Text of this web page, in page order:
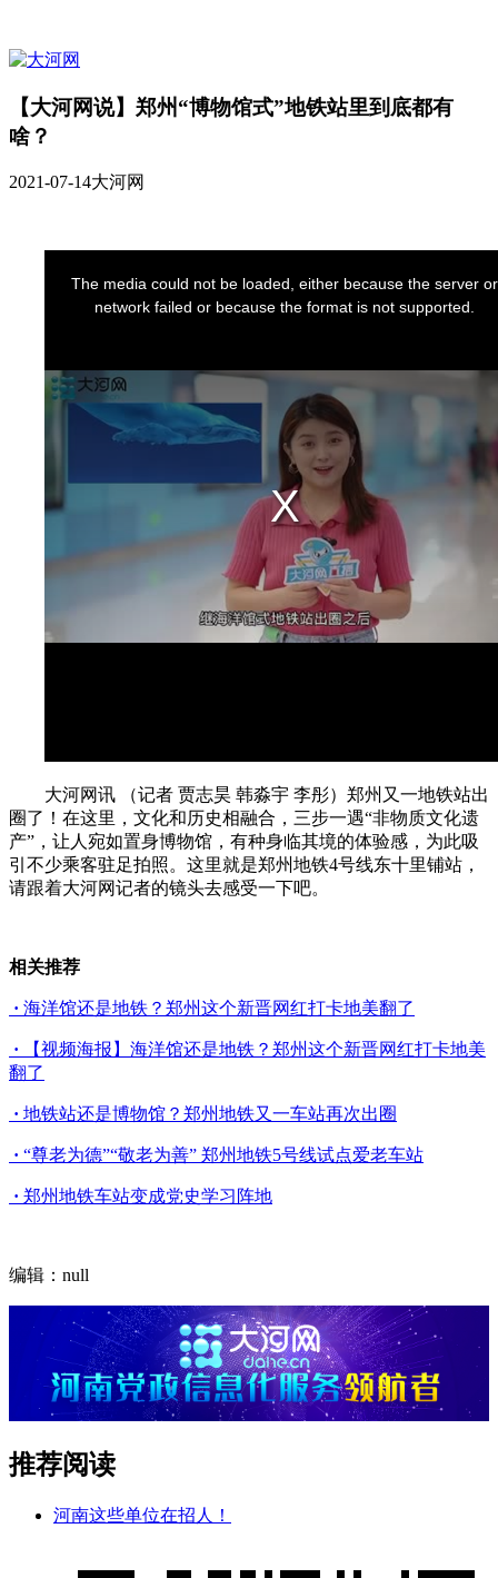
【大河网说】郑州“博物馆式”地铁站里到底都有
啥？
2021-07-14大河网
大河网讯 （记者 贾志昊 韩淼宇 李彤）郑州又一地铁站出
圈了！在这里，文化和历史相融合，三步一遇“非物质文化遗
产”，让人宛如置身博物馆，有种身临其境的体验感，为此吸
引不少乘客驻足拍照。这里就是郑州地铁4号线东十里铺站，
请跟着大河网记者的镜头去感受一下吧。
相关推荐
· 海洋馆还是地铁？郑州这个新晋网红打卡地美翻了
·
【视频海报】海洋馆还是地铁？郑州这个新晋网红打卡地美
翻了
· 地铁站还是博物馆？郑州地铁又一车站再次出圈
· “尊老为德”“敬老为善” 郑州地铁5号线试点爱老车站
· 郑州地铁车站变成党史学习阵地
编辑：null
推荐阅读
河南这些单位在招人！